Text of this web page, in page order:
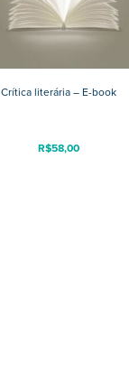
Crítica literária – E-book
R$58,00